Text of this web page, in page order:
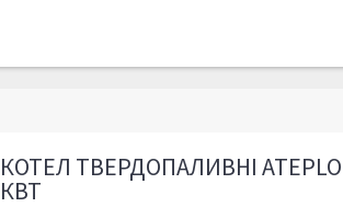
КОТЕЛ ТВЕРДОПАЛИВНІ
КВТ